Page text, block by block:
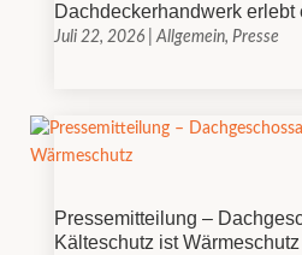
Dachdeckerhandwerk erlebt
Juli 22, 2026|Allgemein, Presse
Pressemitteilung –
Kälteschutz ist Wärmeschutz